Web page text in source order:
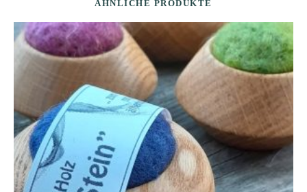
ÄHNLICHE PRODUKTE